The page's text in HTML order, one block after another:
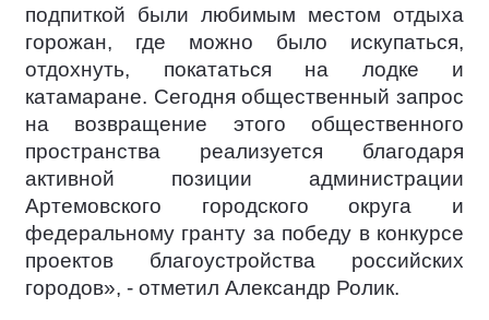
подпиткой были любимым местом отдыха
горожан, где можно было искупаться,
отдохнуть, покататься на лодке и
катамаране. Сегодня общественный запрос
на возвращение этого общественного
пространства реализуется благодаря
активной позиции администрации
Артемовского городского округа и
федеральному гранту за победу в конкурсе
проектов благоустройства российских
городов», - отметил Александр Ролик.